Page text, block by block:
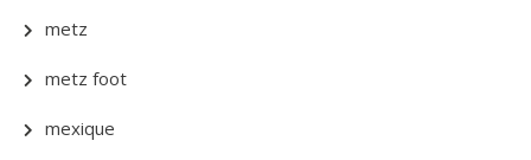
metz
metz foot
mexique